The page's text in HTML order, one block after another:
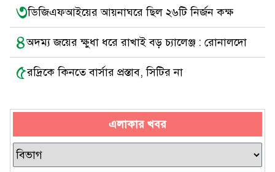
৩ডিজিএফআইয়ের আয়নাঘরে ছিল ২৬টি নির্জন কক্ষ
৪অদম্য জয়ের ক্ষুধা ধরে রাখাই বড় চ্যালেঞ্জ : রোনালদো
৫রদ্রিকে কিনতে বার্সার প্রস্তাব, সিটির না
এলাকার খবর